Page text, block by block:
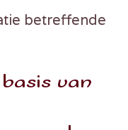
betreffende
van